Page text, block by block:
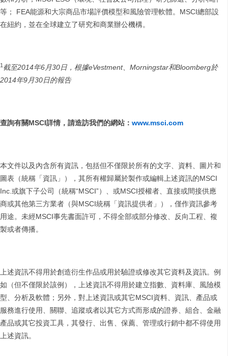
等； FEA能源和大宗商品市場評價模型和風險管理軟體。MSCI總部設
在紐約，並在全球建立了研究和商業辦公機構。
1 截至2014年6月30日，根據eVestment、 Morningstar和Bloomberg於
2014年9月30日的報告
查詢有關MSCI詳情，請造訪我們的網站： www.msci.com
本文件以及內含所有資訊，包括但不僅限於所有的文字、資料、圖片和
圖表（統稱「資訊」），其所有權歸屬於製作或編輯上述資訊的MSCI
Inc.或旗下子公司（統稱“MSCI”）、或MSCI授權者、直接或間接供應
商或其他第三方業者（與MSCI統稱「資訊提供者」），僅作資訊參考
用途。未經MSCI事先書面許可，不得全部或部分修改、反向工程、複
製或者傳播。
上述資訊不得用於創造衍生作品或用於驗證或修改其它資料及資訊。例
如（但不僅限於該例），上述資訊不得用於建立指數、資料庫、風險模
型、分析及軟體；另外，對上述資訊或其它MSCI資料、資訊、產品或
服務進行使用、關聯、追蹤或者以其它方式而形成的證券、組合、金融
產品或其它投資工具，其發行、出售、保薦、管理或行銷中都不得使用
上述資訊。